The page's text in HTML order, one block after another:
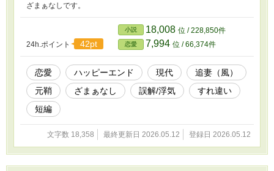
ざまぁなしです。
24h.ポイント 42pt
小説 18,008 位 / 228,850件
恋愛 7,994 位 / 66,374件
恋愛 ハッピーエンド 現代
追妻（風）
元鞘
ざまぁなし 誤解/浮気
すれ違い
短編
文字数 18,358 最終更新日 2026.05.12 登録日 2026.05.12